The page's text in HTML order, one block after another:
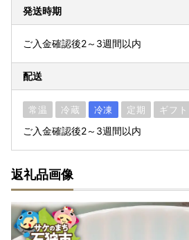
発送時期
ご入金確認後2～3週間以内
配送
常温 冷蔵 冷凍 定期 ギフト
ご入金確認後2～3週間以内
返礼品画像